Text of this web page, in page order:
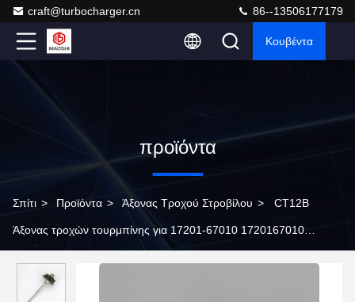
craft@turbocharger.cn 86--13506177179
Κουβέντα
προϊόντα
Σπίτι > Προϊόντα > Άξονας Τροχού Στροβίλου > CT12B
Άξονας τροχών τουρμπίνης για 17201-67010 1720167010